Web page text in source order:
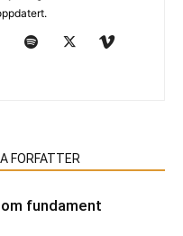
FORFATTER
fundament